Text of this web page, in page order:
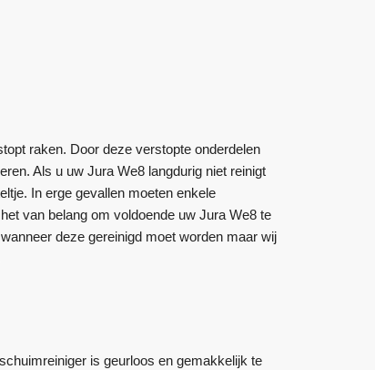
raken. Door deze verstopte onderdelen
Als u uw Jura We8 langdurig niet reinigt
In erge gevallen moeten enkele
van belang om voldoende uw Jura We8 te
deze gereinigd moet worden maar wij
is geurloos en gemakkelijk te